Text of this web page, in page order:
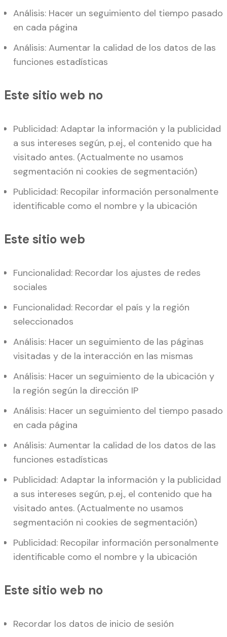
Análisis: Hacer un seguimiento del tiempo pasado
en cada página
Análisis: Aumentar la calidad de los datos de las
funciones estadísticas
Este sitio web no
Publicidad: Adaptar la información y la publicidad
a sus intereses según, p.ej., el contenido que ha
visitado antes. (Actualmente no usamos
segmentación ni cookies de segmentación)
Publicidad: Recopilar información personalmente
identificable como el nombre y la ubicación
Este sitio web
Funcionalidad: Recordar los ajustes de redes
sociales
Funcionalidad: Recordar el país y la región
seleccionados
Análisis: Hacer un seguimiento de las páginas
visitadas y de la interacción en las mismas
Análisis: Hacer un seguimiento de la ubicación y
la región según la dirección IP
Análisis: Hacer un seguimiento del tiempo pasado
en cada página
Análisis: Aumentar la calidad de los datos de las
funciones estadísticas
Publicidad: Adaptar la información y la publicidad
a sus intereses según, p.ej., el contenido que ha
visitado antes. (Actualmente no usamos
segmentación ni cookies de segmentación)
Publicidad: Recopilar información personalmente
identificable como el nombre y la ubicación
Este sitio web no
Recordar los datos de inicio de sesión